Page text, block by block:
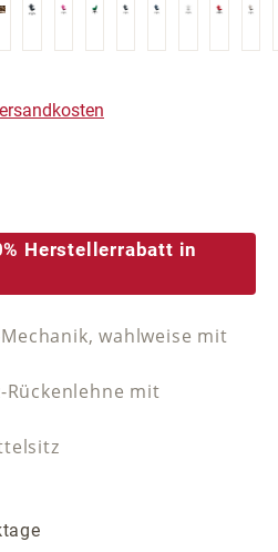
von 5 von 5 Sternen
Herstellerrabatt in
wahlweise mit
mit